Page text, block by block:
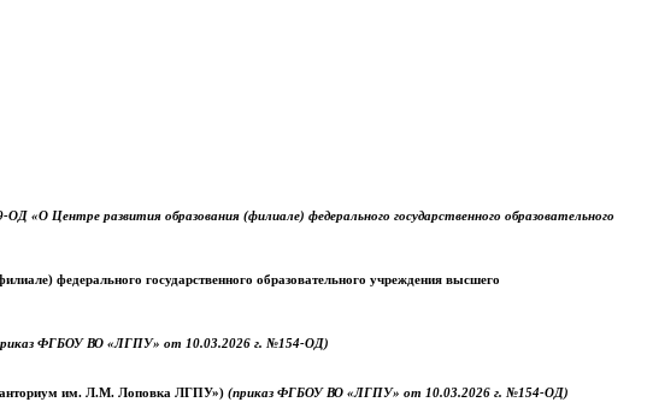
Центре развития образования (филиале) федерального государственного образовательного
федерального государственного образовательного учреждения высшего
ФГБОУ ВО «ЛГПУ» от 10.03.2026 г. №154-ОД)
им. Л.М. Лоповка ЛГПУ») (приказ ФГБОУ ВО «ЛГПУ» от 10.03.2026 г. №154-ОД)